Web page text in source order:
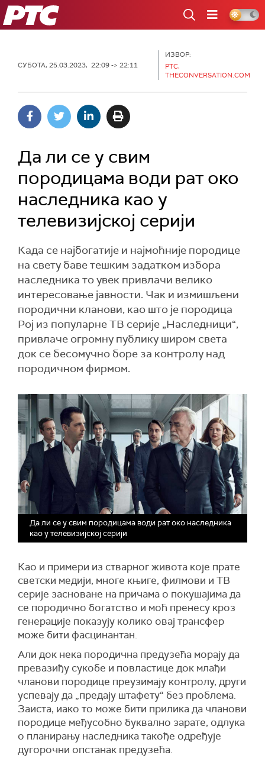
РТС
СУБОТА, 25.03.2023, 22:09 -> 22:11
ИЗВОР:
РТС,
THECONVERSATION.COM
Да ли се у свим
породицама води рат око
наследника као у
телевизијској серији
Када се најбогатије и најмоћније породице
на свету баве тешким задатком избора
наследника то увек привлачи велико
интересовање јавности. Чак и измишљени
породични кланови, као што је породица
Рој из популарне ТВ серије „Наследници“,
привлаче огромну публику широм света
док се бесомучно боре за контролу над
породичном фирмом.
Да ли се у свим породицама води рат око наследника
као у телевизијској серији
Као и примери из стварног живота које прате
светски медији, многе књиге, филмови и ТВ
серије засноване на причама о покушајима да
се породично богатство и моћ пренесу кроз
генерације показују колико овај трансфер
може бити фасцинантан.
Али док нека породична предузећа морају да
превазиђу сукобе и повластице док млађи
чланови породице преузимају контролу, други
успевају да „предају штафету“ без проблема.
Заиста, иако то може бити прилика да чланови
породице међусобно буквално зарате, одлука
о планирању наследникатакође одређује
дугорочни опстанак предузећа.